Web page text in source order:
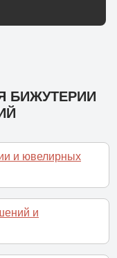
БИЖУТЕРИИ
и ювелирных
и